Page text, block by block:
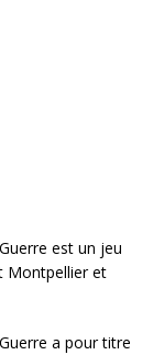
est un jeu
Montpellier et
a pour titre